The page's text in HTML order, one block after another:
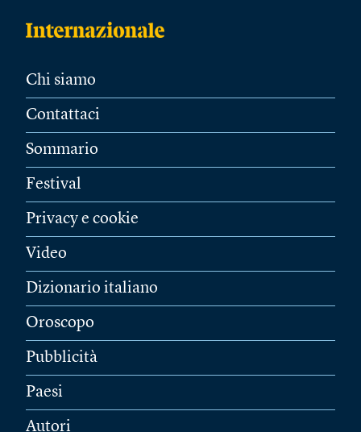
Chi siamo
Contattaci
Sommario
Festival
Privacy e cookie
Video
Dizionario italiano
Oroscopo
Pubblicità
Paesi
Autori